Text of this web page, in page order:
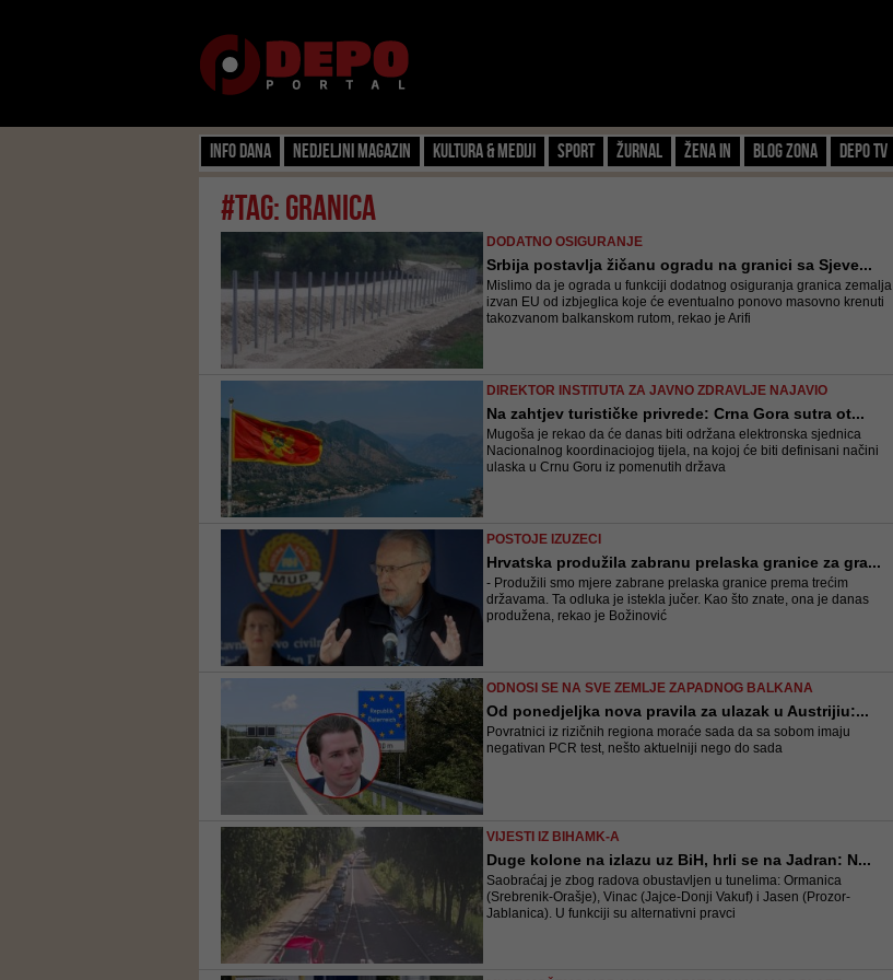
Info dana Nedjeljni magazin Kultura & Mediji Sport Žurnal Žena IN Blog zona Depo TV
#tag: granica
DODATNO OSIGURANJE
Srbija postavlja žičanu ogradu na granici sa Sjeve...
Mislimo da je ograda u funkciji dodatnog osiguranja granica zemalja
izvan EU od izbjeglica koje će eventualno ponovo masovno krenuti
takozvanom balkanskom rutom, rekao je Arifi
DIREKTOR INSTITUTA ZA JAVNO ZDRAVLJE NAJAVIO
Na zahtjev turističke privrede: Crna Gora sutra ot...
Mugoša je rekao da će danas biti održana elektronska sjednica
Nacionalnog koordinaciojog tijela, na kojoj će biti definisani načini
ulaska u Crnu Goru iz pomenutih država
POSTOJE IZUZECI
Hrvatska produžila zabranu prelaska granice za gra...
- Produžili smo mjere zabrane prelaska granice prema trećim
državama. Ta odluka je istekla jučer. Kao što znate, ona je danas
produžena, rekao je Božinović
ODNOSI SE NA SVE ZEMLJE ZAPADNOG BALKANA
Od ponedjeljka nova pravila za ulazak u Austrijiu:...
Povratnici iz rizičnih regiona moraće sada da sa sobom imaju
negativan PCR test, nešto aktuelniji nego do sada
VIJESTI IZ BIHAMK-A
Duge kolone na izlazu uz BiH, hrli se na Jadran: N...
Saobraćaj je zbog radova obustavljen u tunelima: Ormanica
(Srebrenik-Orašje), Vinac (Jajce-Donji Vakuf) i Jasen (Prozor-
Jablanica). U funkciji su alternativni pravci